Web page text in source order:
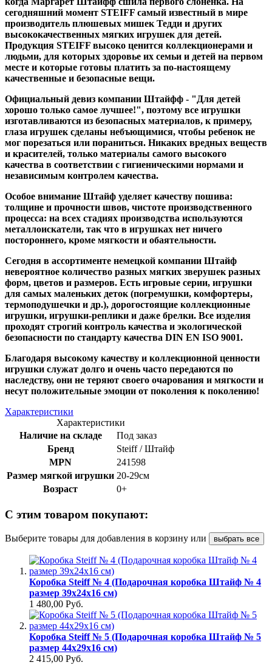
сегодняшний момент STEIFF самый известный в мире
производитель плюшевых мишек Тедди и других
высококачественных мягких игрушек для детей.
Продукция STEIFF высоко ценится коллекционерами и
людьми, для которых здоровье их семьи и детей на первом
месте и которые готовы платить за по-настоящему
качественные и безопасные вещи.
Официальный девиз компании Штайфф - "Для детей
хорошо только самое лучшее!", поэтому все игрушки
изготавливаются из безопасных материалов, к примеру,
глаза игрушек сделаны небъющимися, чтобы ребенок не
мог порезаться или пораниться. Никаких вредных веществ
и красителей, только материалы самого высокого
качества в соответствии с гигиеническими нормами и
независимым контролем качества.
Особое внимание Штайф уделяет качеству пошива:
толщине и прочности швов, чистоте производственного
процесса: на всех стадиях производства используются
металлоискатели, так что в игрушках нет ничего
постороннего, кроме мягкости и обаятельности.
Сегодня в ассортименте немецкой компании Штайф
невероятное количество разных мягких зверушек разных
форм, цветов и размеров. Есть игровые серии, игрушки
для самых маленьких деток (погремушки, комфортеры,
термоподушечки и др.), дорогостоящие коллекционные
игрушки, игрушки-реплики и даже брелки. Все изделия
проходят строгий контроль качества и экологической
безопасности по стандарту качества DIN EN ISO 9001.
Благодаря высокому качеству и коллекционной ценности
игрушки служат долго и очень часто передаются по
наследству, они не теряют своего очарования и мягкости и
несут положительные эмоции от поколения к поколению!
Характеристики
Характеристики
Наличие на складе
Под заказ
Бренд
Steiff / Штайф
MPN
241598
Размер мягкой игрушки 20-29см
Возраст
0+
С этим товаром покупают:
Выберите товары для добавления в корзину или выбрать все
Коробка Steiff № 4 (Подарочная коробка Штайф № 4
размер 39х24х16 см)
1 480,00 Руб.
Коробка Steiff № 5 (Подарочная коробка Штайф № 5
размер 44х29х16 см)
2 415,00 Руб.